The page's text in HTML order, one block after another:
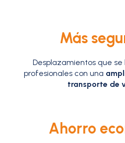
Más
Desplazamientos que
profesionales con una
transporte de
Ahorro